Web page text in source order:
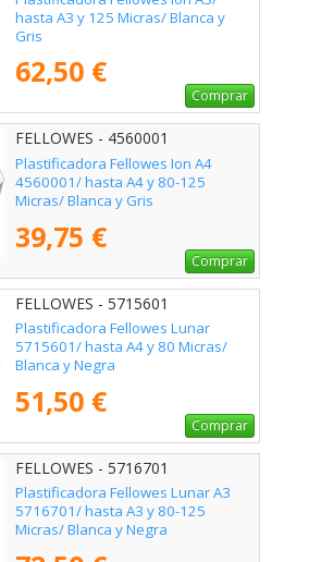
hasta A3 y 125 Micras/ Blanca y
Gris
62,50 €
Comprar
FELLOWES - 4560001
Plastificadora Fellowes Ion A4
4560001/ hasta A4 y 80-125
Micras/ Blanca y Gris
39,75 €
Comprar
FELLOWES - 5715601
Plastificadora Fellowes Lunar
5715601/ hasta A4 y 80 Micras/
Blanca y Negra
51,50 €
Comprar
FELLOWES - 5716701
Plastificadora Fellowes Lunar A3
5716701/ hasta A3 y 80-125
Micras/ Blanca y Negra